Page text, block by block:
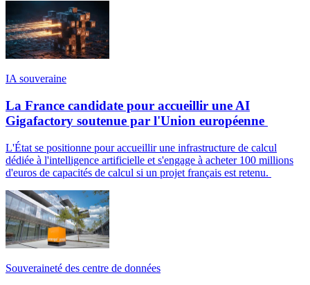
IA souveraine
La France candidate pour accueillir une AI
Gigafactory soutenue par l'Union européenne
L'État se positionne pour accueillir une infrastructure de calcul
dédiée à l'intelligence artificielle et s'engage à acheter 100 millions
d'euros de capacités de calcul si un projet français est retenu.
Souveraineté des centre de données